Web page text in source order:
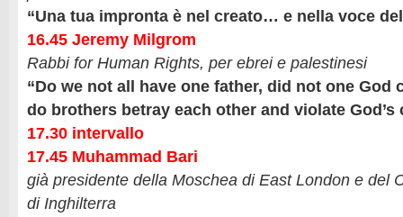
“Una tua impronta è nel creato… e nella voce
16.45 Jeremy Milgrom
Rabbi for Human Rights, per ebrei e palestinesi
“Do we not all have one father, did not one God
do brothers betray each other and violate God’s
17.30 intervallo
17.45 Muhammad Bari
già presidente della Moschea di East London e del
di Inghilterra